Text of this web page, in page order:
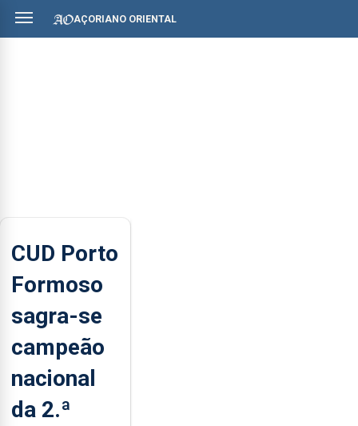
AÇORIANO ORIENTAL
CUD Porto
Formoso
sagra-se
campeão
nacional
da 2.ª